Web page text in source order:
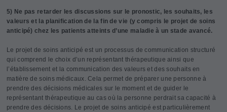
5) Ne pas retarder les discussions sur le pronostic, les souhaits, les
valeurs et la planification de la fin de vie (y compris le projet de soins
anticipé) chez les patients atteints d’une maladie à un stade avancé.
Le projet de soins anticipé est un processus de communication structuré
qui comprend le choix d’un représentant thérapeutique ainsi que
l’établissement et la communication des valeurs et des souhaits en
matière de soins médicaux. Cela permet de préparer une personne à
prendre des décisions médicales sur le moment et de guider le
représentant thérapeutique au cas où la personne perdrait sa capacité à
prendre des décisions. Le projet de soins anticipé est particulièrement